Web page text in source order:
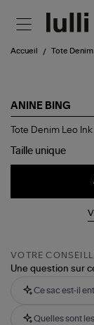
Accueil Tote Denim
ANINE BING
Tote
Leo
Tote Denim Leo
Taille unique
VOTRE
Une question sur
Ce sac est-il
Quelles sont